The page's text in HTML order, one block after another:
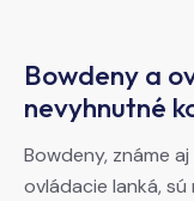
Bowdeny a
nevyhnutné
Bowdeny, známe
ovládacie lanká,